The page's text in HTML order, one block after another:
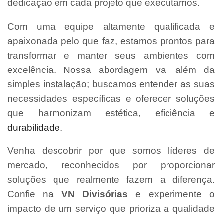
dedicação em cada projeto que executamos.
Com uma equipe altamente qualificada e
apaixonada pelo que faz, estamos prontos para
transformar e manter seus ambientes com
excelência. Nossa abordagem vai além da
simples instalação; buscamos entender as suas
necessidades específicas e oferecer soluções
que harmonizam estética, eficiência e
durabilidade.
Venha descobrir por que somos líderes de
mercado, reconhecidos por proporcionar
soluções que realmente fazem a diferença.
Confie na VN Divisórias e experimente o
impacto de um serviço que prioriza a qualidade